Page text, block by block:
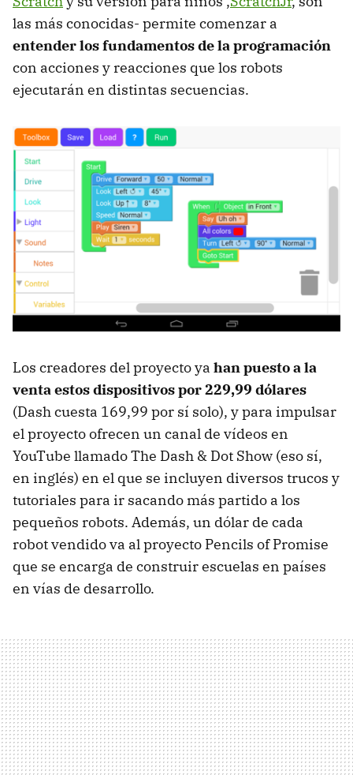
las más conocidas- permite comenzar a
entender los fundamentos de la programación
con acciones y reacciones que los robots
ejecutarán en distintas secuencias.
Los creadores del proyecto ya han puesto a la
venta estos dispositivos por 229,99 dólares
(Dash cuesta 169,99 por sí solo), y para impulsar
el proyecto ofrecen un canal de vídeos en
YouTube llamado The Dash & Dot Show (eso sí,
en inglés) en el que se incluyen diversos trucos y
tutoriales para ir sacando más partido a los
pequeños robots. Además, un dólar de cada
robot vendido va al proyecto Pencils of Promise
que se encarga de construir escuelas en países
en vías de desarrollo.